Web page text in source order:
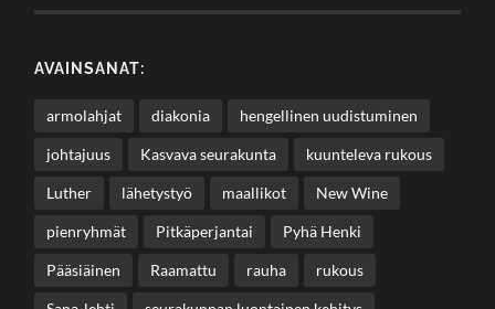
AVAINSANAT:
armolahjat diakonia hengellinen uudistuminen
johtajuus Kasvava seurakunta kuunteleva rukous
Luther lähetystyö maallikot New Wine
pienryhmät Pitkäperjantai Pyhä Henki
Pääsiäinen Raamattu rauha rukous